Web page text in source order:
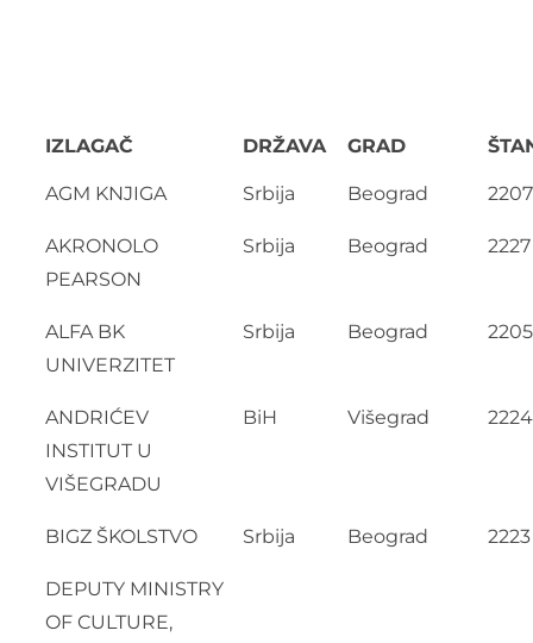
IZLAGAČ DRŽAVA GRAD
AGM KNJIGA Srbija Beograd 2207
AKRONOLO
PEARSON
Srbija Beograd 2227
ALFA BK
UNIVERZITET
Srbija Beograd 2205
ANDRIĆEV
INSTITUT U
VIŠEGRADU
BiH Višegrad 2224
BIGZ ŠKOLSTVO Srbija Beograd 2223
DEPUTY MINISTRY
OF CULTURE,